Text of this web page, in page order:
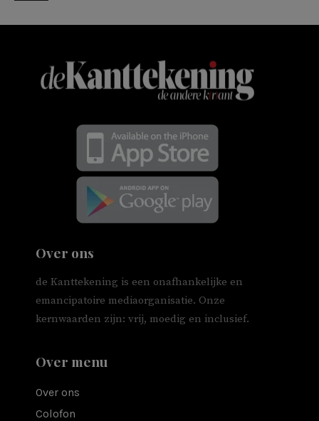
Over ons
de Kanttekening is een onafhankelijke en
emancipatoire mediaorganisatie. Onze
kernwaarden zijn: vrij, moedig en inclusief.
Over menu
Over ons
Colofon